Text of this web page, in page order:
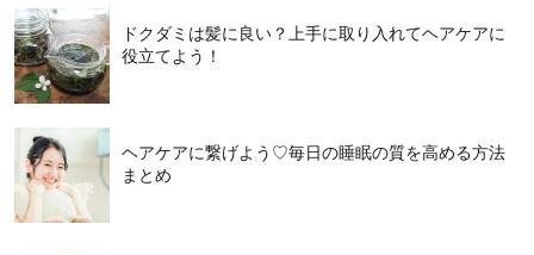
ドクダミは髪に良い？上手に取り入れてヘアケアに
役立てよう！
ヘアケアに繋げよう♡毎日の睡眠の質を高める方法
まとめ